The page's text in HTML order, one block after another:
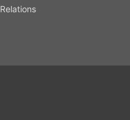
Relations